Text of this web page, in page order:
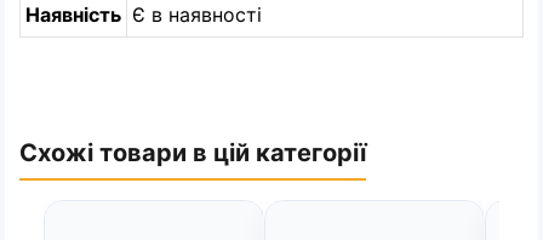
Наявність Є в наявності
Схожі товари в цій категорії